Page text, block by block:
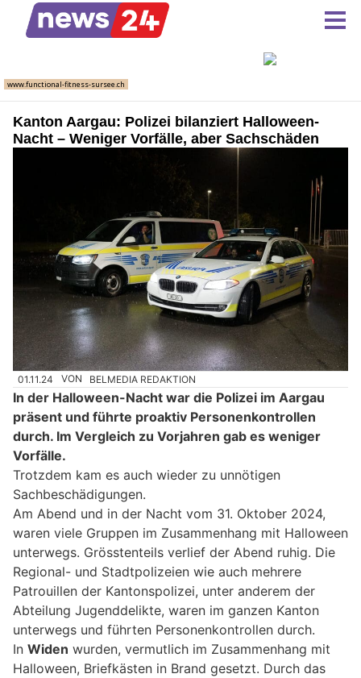
Kanton Aargau: Polizei bilanziert Halloween-
Nacht – Weniger Vorfälle, aber Sachschäden
01.11.24 VON BELMEDIA REDAKTION
In der Halloween-Nacht war die Polizei im Aargau
präsent und führte proaktiv Personenkontrollen
durch. Im Vergleich zu Vorjahren gab es weniger
Vorfälle.
Trotzdem kam es auch wieder zu unnötigen
Sachbeschädigungen.
Am Abend und in der Nacht vom 31. Oktober 2024,
waren viele Gruppen im Zusammenhang mit Halloween
unterwegs. Grösstenteils verlief der Abend ruhig. Die
Regional- und Stadtpolizeien wie auch mehrere
Patrouillen der Kantonspolizei, unter anderem der
Abteilung Jugenddelikte, waren im ganzen Kanton
unterwegs und führten Personenkontrollen durch.
In Widen wurden, vermutlich im Zusammenhang mit
Halloween, Briefkästen in Brand gesetzt. Durch das